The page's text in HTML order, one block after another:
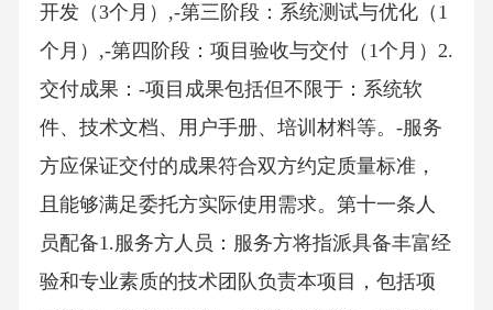
开发（3个月）,-第三阶段：系统测试与优化（1
个月）,-第四阶段：项目验收与交付（1个月）2.
交付成果：-项目成果包括但不限于：系统软
件、技术文档、用户手册、培训材料等。-服务
方应保证交付的成果符合双方约定质量标准，
且能够满足委托方实际使用需求。第十一条人
员配备1.服务方人员：服务方将指派具备丰富经
验和专业素质的技术团队负责本项目，包括项